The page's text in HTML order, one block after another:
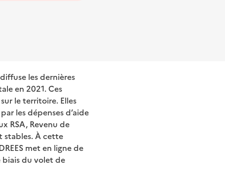
les dernières
en 2021. Ces
le territoire. Elles
les dépenses d’aide
RSA, Revenu de
stables. À cette
met en ligne de
biais du volet de